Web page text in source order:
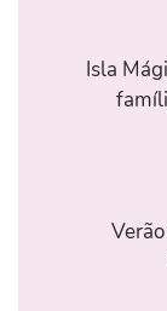
Isla